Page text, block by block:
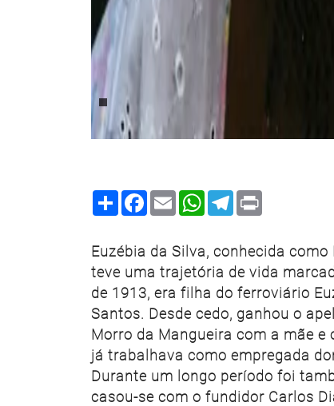
Share Facebook
Email WhatsApp
Telegram
Euzébia da Silva, conhecida
teve uma trajetória de vida
de 1913, era filha do ferroviário
Santos. Desde cedo, ganhou o
Morro da Mangueira com a mãe
já trabalhava como empregada
Durante um longo período foi
casou-se com o fundidor Carlos